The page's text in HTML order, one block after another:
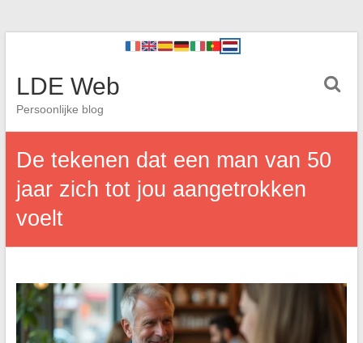
LDE Web
Persoonlijke blog
De tekenen dat een man van 50
jaar zich tot jou aangetrokken
voelt